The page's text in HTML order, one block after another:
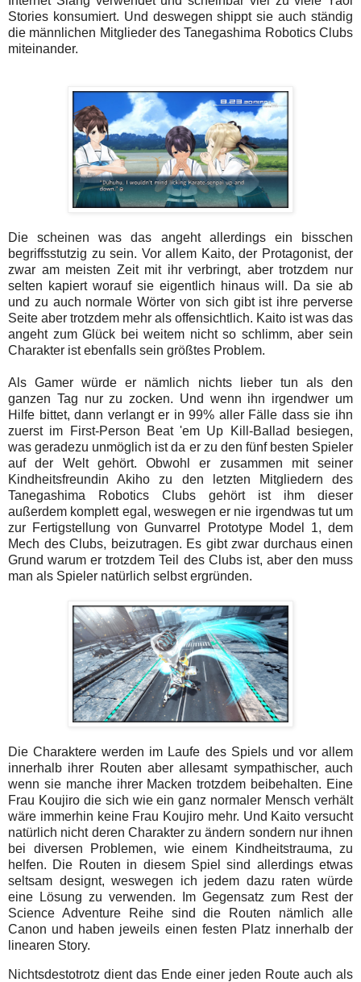
Stories konsumiert. Und deswegen shippt sie auch ständig
die männlichen Mitglieder des Tanegashima Robotics Clubs
miteinander.
Die scheinen was das angeht allerdings ein bisschen
begriffsstutzig zu sein. Vor allem Kaito, der Protagonist, der
zwar am meisten Zeit mit ihr verbringt, aber trotzdem nur
selten kapiert worauf sie eigentlich hinaus will. Da sie ab
und zu auch normale Wörter von sich gibt ist ihre perverse
Seite aber trotzdem mehr als offensichtlich. Kaito ist was das
angeht zum Glück bei weitem nicht so schlimm, aber sein
Charakter ist ebenfalls sein größtes Problem.
Als Gamer würde er nämlich nichts lieber tun als den
ganzen Tag nur zu zocken. Und wenn ihn irgendwer um
Hilfe bittet, dann verlangt er in 99% aller Fälle dass sie ihn
zuerst im First-Person Beat 'em Up Kill-Ballad besiegen,
was geradezu unmöglich ist da er zu den fünf besten Spieler
auf der Welt gehört. Obwohl er zusammen mit seiner
Kindheitsfreundin Akiho zu den letzten Mitgliedern des
Tanegashima Robotics Clubs gehört ist ihm dieser
außerdem komplett egal, weswegen er nie irgendwas tut um
zur Fertigstellung von Gunvarrel Prototype Model 1, dem
Mech des Clubs, beizutragen. Es gibt zwar durchaus einen
Grund warum er trotzdem Teil des Clubs ist, aber den muss
man als Spieler natürlich selbst ergründen.
Die Charaktere werden im Laufe des Spiels und vor allem
innerhalb ihrer Routen aber allesamt sympathischer, auch
wenn sie manche ihrer Macken trotzdem beibehalten. Eine
Frau Koujiro die sich wie ein ganz normaler Mensch verhält
wäre immerhin keine Frau Koujiro mehr. Und Kaito versucht
natürlich nicht deren Charakter zu ändern sondern nur ihnen
bei diversen Problemen, wie einem Kindheitstrauma, zu
helfen. Die Routen in diesem Spiel sind allerdings etwas
seltsam designt, weswegen ich jedem dazu raten würde
eine Lösung zu verwenden. Im Gegensatz zum Rest der
Science Adventure Reihe sind die Routen nämlich alle
Canon und haben jeweils einen festen Platz innerhalb der
linearen Story.
Nichtsdestotrotz dient das Ende einer jeden Route auch als